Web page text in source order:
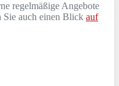
regelmäßige Angebote
Sie auch einen Blick auf